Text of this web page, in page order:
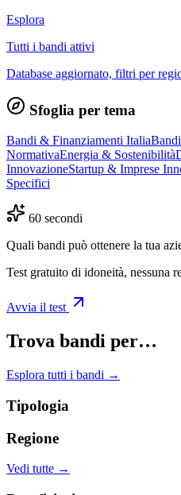
Esplora
Tutti i bandi attivi
Database aggiornato, filtri per
Sfoglia per tema
Bandi & Finanziamenti Italia
NormativaEnergia & Sostenibilità
InnovazioneStartup & Imprese
Specifici
60 secondi
Quali bandi può ottenere la tua
Test gratuito di idoneità, nessuna
Avvia il test
Trova bandi per…
Esplora tutti i bandi →
Tipologia
Regione
Vedi tutte →